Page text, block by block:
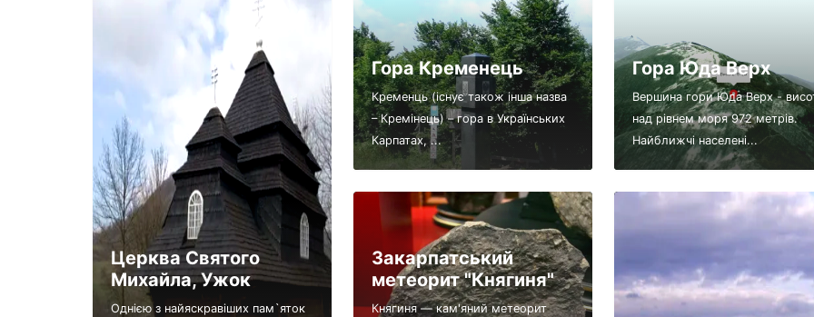
Церква Святого
Михайла, Ужок
Однією з найяскравіших пам`яток
Гора Кременець
Кременць (існує також інша назва
– Кремінець) – гора в Українських
Карпатах, ...
Закарпатський
метеорит "Княгиня"
Княгиня — кам'яний метеорит
Гора Юда Верх
Вершина гори Юда Верх -
над рівнем моря 972 метрів.
Найближчі населені...